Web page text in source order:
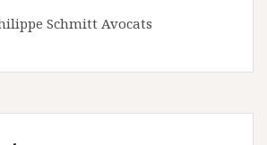
Schmitt Avocats